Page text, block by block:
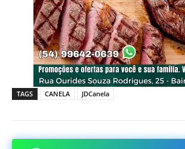
TAGS CANELA JDCanela